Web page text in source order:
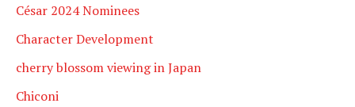
César 2024 Nominees
Character Development
cherry blossom viewing in Japan
Chiconi